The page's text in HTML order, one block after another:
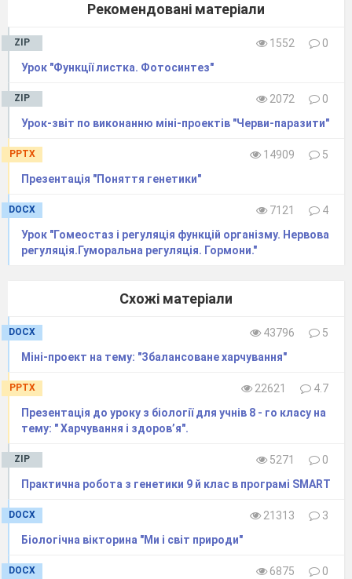
Рекомендовані матеріали
ZIP 1552
0
Урок "Функції листка. Фотосинтез"
ZIP 2072
0
Урок-звіт по виконанню міні-проектів "Черви-паразити"
PPTX 14909
5
Презентація "Поняття генетики"
DOCX 7121
4
Урок "Гомеостаз і регуляція функцій організму. Нервова
регуляція.Гуморальна регуляція. Гормони."
Схожі матеріали
DOCX 43796
5
Міні-проект на тему: "Збалансоване харчування"
PPTX 22621
4.7
Презентація до уроку з біології для учнів 8 - го класу на
тему: " Харчування і здоров’я".
ZIP 5271
0
Практична робота з генетики 9 й клас в програмі SMART
DOCX 21313
3
Біологічна вікторина "Ми і світ природи"
DOCX 6875
0